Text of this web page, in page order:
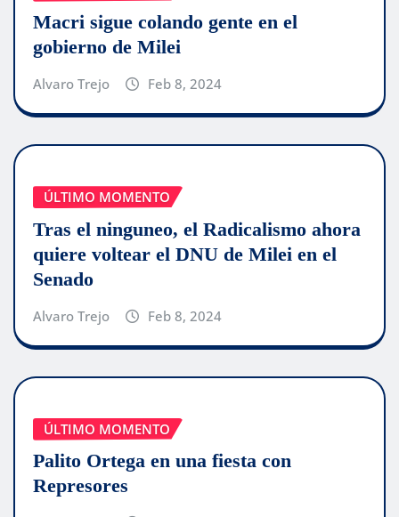
Macri sigue colando gente en el
gobierno de Milei
Alvaro Trejo Feb 8, 2024
ÚLTIMO MOMENTO
Tras el ninguneo, el Radicalismo ahora
quiere voltear el DNU de Milei en el
Senado
Alvaro Trejo Feb 8, 2024
ÚLTIMO MOMENTO
Palito Ortega en una fiesta con
Represores